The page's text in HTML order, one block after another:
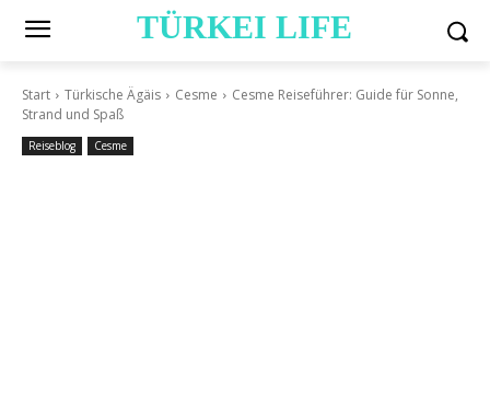
TÜRKEI LIFE
Start Türkische Ägäis Cesme
Cesme Reiseführer: Guide für Sonne,
Strand und Spaß
Reiseblog Cesme